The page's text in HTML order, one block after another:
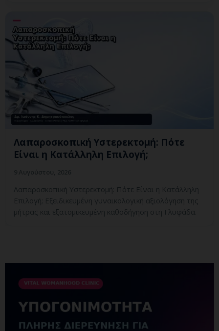
Λαπαροσκοπική Υστερεκτομή: Πότε
Είναι η Κατάλληλη Επιλογή;
Λαπαροσκοπική Υστερεκτομή: Πότε Είναι η Κατάλληλη
Επιλογή; Εξειδικευμένη γυναικολογική αξιολόγηση της
μήτρας και εξατομικευμένη καθοδήγηση στη Γλυφάδα.